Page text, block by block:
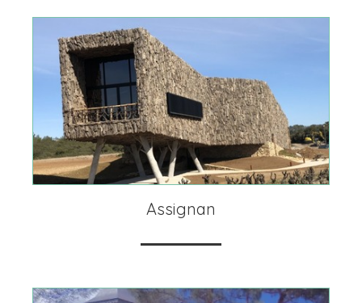
Assignan